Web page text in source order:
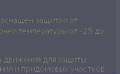
защитой от
температуры от -25 до
движения для защиты
и придомовых участков.